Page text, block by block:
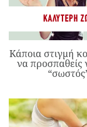
ΚΑΛΎΤΕΡΗ
Κάποια στιγμή
να προσπαθείς